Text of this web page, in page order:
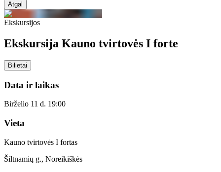
Atgal
Ekskursijos
Ekskursija Kauno tvirtovės I forte
Bilietai
Data ir laikas
Birželio 11 d. 19:00
Vieta
Kauno tvirtovės I fortas
Šiltnamių g., Noreikiškės